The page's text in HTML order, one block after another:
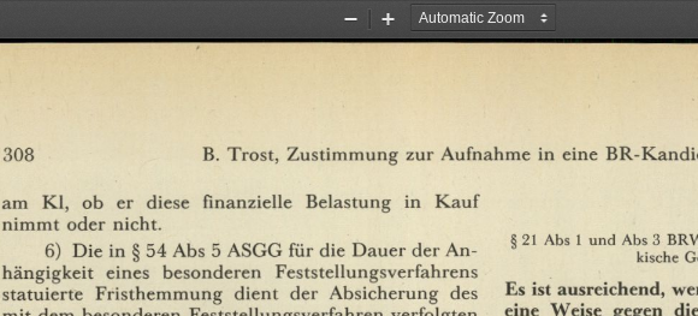
Zoom
Zoom
308 B. Trost, Zustimmung zur Aufnahme in eine BR-
am Kl, ob er diese finanzielle Belastung in
Kauf
nimmt oder nicht.
6) Die in § 54 Abs 5 ASGG für die Dauer der An¬
hängigkeit
eines besonderen
Feststellungsverfahrens
statuierte
Fristhemmung dient der Absicherung des
§ 21 Abs 1 und Abs 3
kische
Es ist ausreichend,
eine Weise gegen die